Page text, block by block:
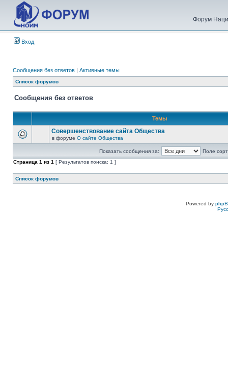
Форум
Вход
Сообщения без ответов | Активные темы
Список форумов
Сообщения без ответов
Темы
Совершенствование сайта Общества
в форуме О сайте Общества
Показать сообщения за:
Поле
Страница 1 из 1 [ Результатов поиска: 1 ]
Список форумов
Powered by